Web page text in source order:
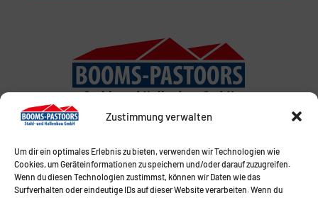
Zustimmung verwalten
Um dir ein optimales Erlebnis zu bieten, verwenden wir Technologien wie
Cookies, um Geräteinformationen zu speichern und/oder darauf zuzugreifen.
Wenn du diesen Technologien zustimmst, können wir Daten wie das
Surfverhalten oder eindeutige IDs auf dieser Website verarbeiten. Wenn du